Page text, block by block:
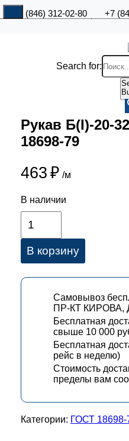
+7 (846) 312-02-80 +7
Search for:
Рукав Б(I)-20-
18698-79
463 ₽ /м
В наличии
В корзину
Самовывоз
ПР-КТ КИРОВА,
Бесплатная
свыше 10 000
Бесплатная
рейс в неделю)
Стоимость
пределы вам
Категории: ГОСТ 18698-